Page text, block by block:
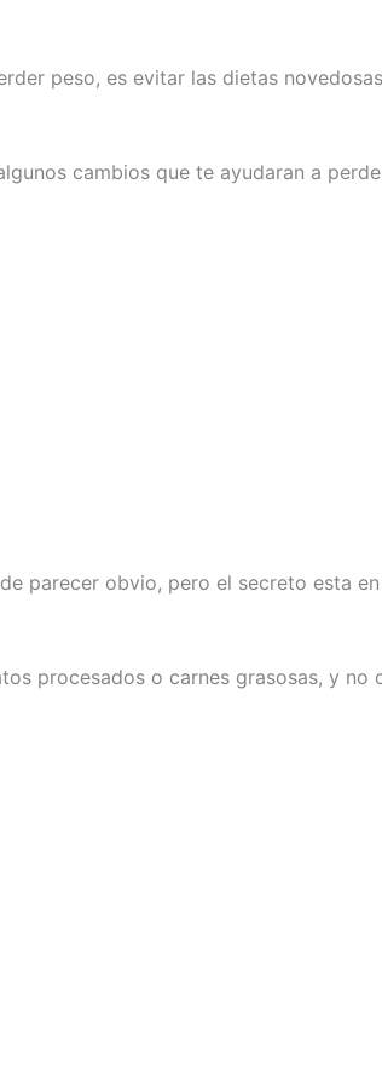
peso, es evitar las dietas
cambios que te ayudaran a
parecer obvio, pero el secreto esta
procesados o carnes grasosas, y no